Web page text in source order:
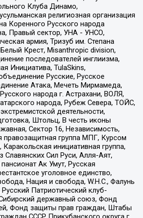
Клуба Динамо,
религиозная организация
Коренного Русского народа
Правый сектор, УНА - УНСО,
армия, Тризуб им. Степана
Крест, Misanthropic division,
последователей инглиизма,
Инициатива, TulaSkins,
Русские, Русское
Атака, Мечеть Мирмамеда,
народа г. Астрахани, ВОЛЯ,
народа, Рубеж Севера, ТОЙС,
деятельности,
Штольц, В честь иконы
Сектор 16, Независимость,
группа МПГ, Курсом
инициативная группа,
Сил Руси, Алля-Аят,
Ак Умут, Русская
уголовное единство,
Нация и свобода, W.H.С., Фалунь
Патриотический клуб-
державный союз, Фонд
Фонд защиты прав граждан, Штабы